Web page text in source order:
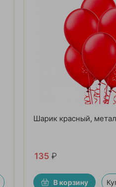
Шарик красный,
135 ₽
В корзину